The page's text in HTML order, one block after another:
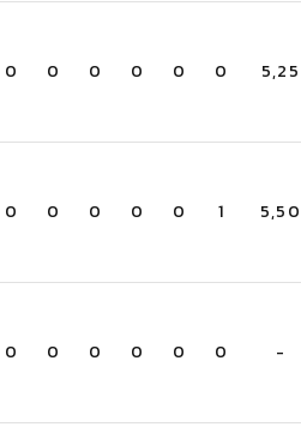
0 0 0 0 0 0 5,25
0 0 0 0 0 1 5,50
0 0 0 0 0 0 -